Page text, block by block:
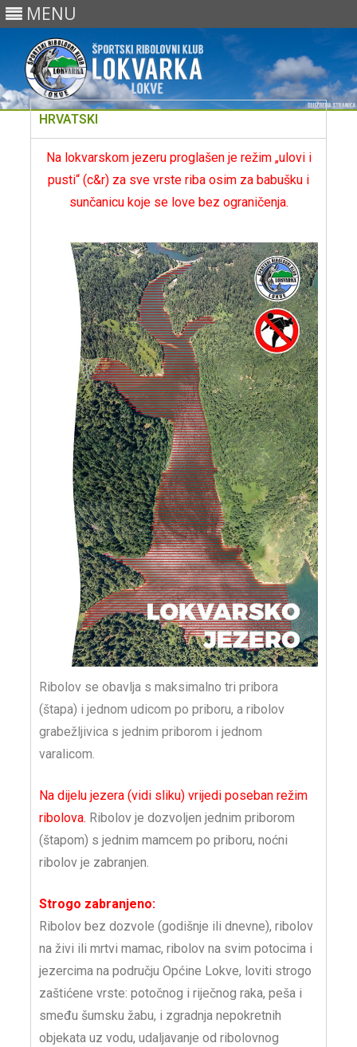
MENU
content
HRVATSKI
Na lokvarskom jezeru proglašen je režim „ulovi i
pusti“ (c&r) za sve vrste riba osim za babušku i
sunčanicu koje se love bez ograničenja.
Ribolov se obavlja s maksimalno tri pribora
(štapa) i jednom udicom po priboru, a ribolov
grabežljivica s jednim priborom i jednom
varalicom.
Na dijelu jezera (vidi sliku) vrijedi poseban režim
ribolova. Ribolov je dozvoljen jednim priborom
(štapom) s jednim mamcem po priboru, noćni
ribolov je zabranjen.
Strogo zabranjeno:
Ribolov bez dozvole (godišnje ili dnevne), ribolov
na živi ili mrtvi mamac, ribolov na svim potocima i
jezercima na području Općine Lokve, loviti strogo
zaštićene vrste: potočnog i riječnog raka, peša i
smeđu šumsku žabu, i zgradnja nepokretnih
objekata uz vodu, udaljavanje od ribolovnog